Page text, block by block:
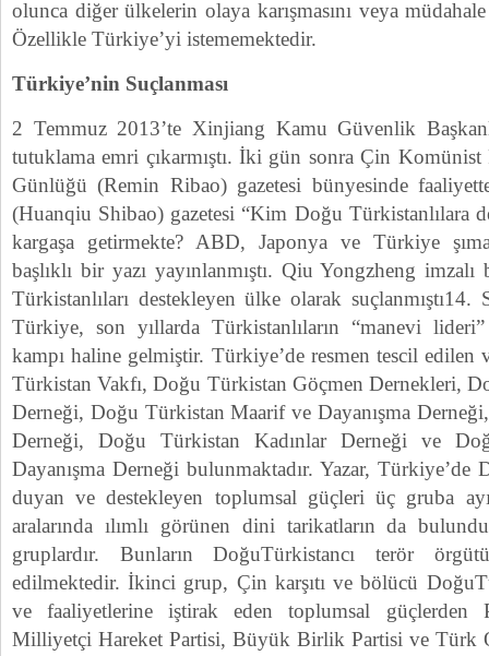
olunca diğer ülkelerin olaya karışmasını veya
Özellikle Türkiye’yi istememektedir.
Türkiye’nin Suçlanması
2 Temmuz 2013’te Xinjiang Kamu Güvenlik
tutuklama emri çıkarmıştı. İki gün sonra Çin
Günlüğü (Remin Ribao) gazetesi bünyesinde
(Huanqiu Shibao) gazetesi “Kim Doğu Türkistanlılara
kargaşa getirmekte? ABD, Japonya ve Türkiye
başlıklı bir yazı yayınlanmıştı. Qiu Yongzheng
Türkistanlıları destekleyen ülke olarak
Türkiye, son yıllarda Türkistanlıların “manevi
kampı haline gelmiştir. Türkiye’de resmen tescil edilen
Türkistan Vakfı, Doğu Türkistan Göçmen Dernekleri,
Derneği, Doğu Türkistan Maarif ve Dayanışma
Derneği, Doğu Türkistan Kadınlar Derneği ve
Dayanışma Derneği bulunmaktadır. Yazar, Türkiye’de
duyan ve destekleyen toplumsal güçleri üç gruba
aralarında ılımlı görünen dini tarikatların da
gruplardır. Bunların DoğuTürkistancı terör
edilmektedir. İkinci grup, Çin karşıtı ve bölücü
ve faaliyetlerine iştirak eden toplumsal güçlerden
Milliyetçi Hareket Partisi, Büyük Birlik Partisi ve Türk